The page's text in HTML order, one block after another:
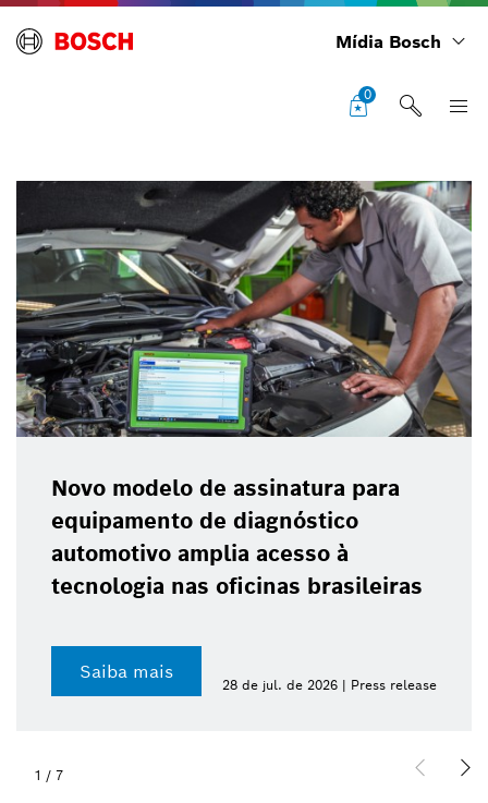
Mídia Bosch
0
Novo modelo de assinatura para
equipamento de diagnóstico
automotivo amplia acesso à
tecnologia nas oficinas brasileiras
Saiba mais
28 de jul. de 2026 | Press release
1 / 7